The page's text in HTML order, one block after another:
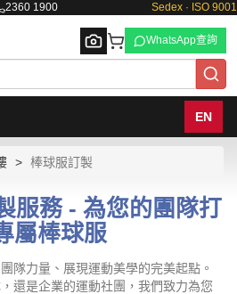
2360 1900 Sedex · ISO 9001
Browse
WhatsApp查詢
EN
棒球服訂製
服務 - 為您的團隊打
屬棒球服
隊力量、展現運動美學的完美起點。
還是企業的運動社團，我們致力為您